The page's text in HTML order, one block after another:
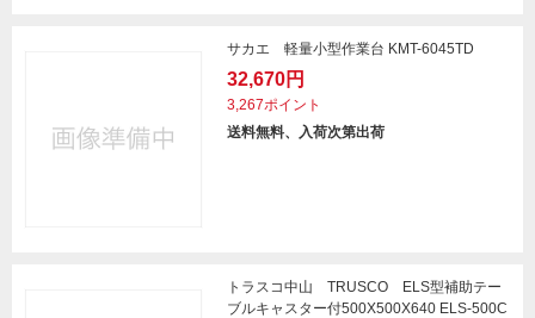
サカエ 軽量小型作業台 KMT-6045TD
32,670円
3,267ポイント
送料無料、入荷次第出荷
トラスコ中山 TRUSCO ELS型補助テー
ブルキャスター付500X500X640 ELS-500C